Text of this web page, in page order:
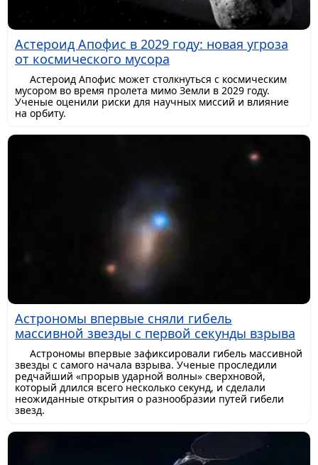
Астероид Апофис в 2029 году: новая угроза
от космического мусора
Астероид Апофис может столкнуться с космическим
мусором во время пролета мимо Земли в 2029 году.
Ученые оценили риски для научных миссий и влияние
на орбиту.
Астрономы впервые сняли гибель
массивной звезды с первой секунды взрыва
Астрономы впервые зафиксировали гибель массивной
звезды с самого начала взрыва. Ученые проследили
редчайший «прорыв ударной волны» сверхновой,
который длился всего несколько секунд, и сделали
неожиданные открытия о разнообразии путей гибели
звезд.